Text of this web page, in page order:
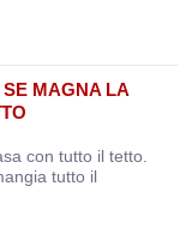
MAGNA LA
con tutto il tetto.
tutto il